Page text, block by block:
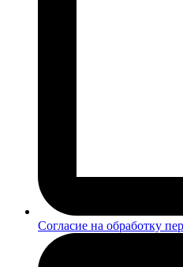
Согласие на обработку